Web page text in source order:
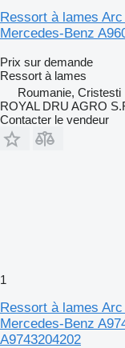
Ressort à lames
Mercedes-Benz
Prix sur demande
Ressort à lames
Roumanie, Cristesti
ROYAL DRU AGRO
Contacter le vendeur
1
Ressort à lames
Mercedes-Benz
A9743204202